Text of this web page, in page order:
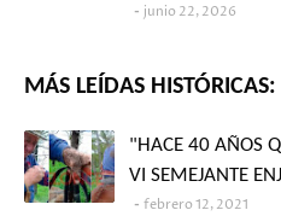
junio 22, 2026
MÁS LEÍDAS HISTÓRICAS:
"HACE 40 AÑOS
VI SEMEJANTE
febrero 12, 2021